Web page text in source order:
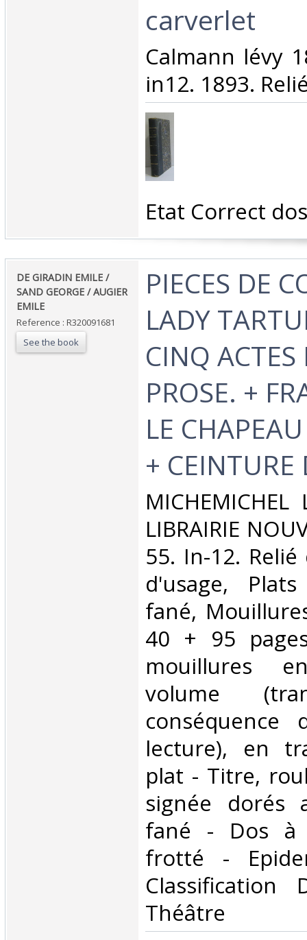
carverlet‎
‎Calmann lévy
in12. 1893.
‎Etat Correct
‎DE GIRADIN EMILE /
SAND GEORGE / AUGIER
EMILE‎
Reference : R320091681
See the book
‎PIECES DE
LADY
CINQ ACTES
PROSE. +
LE
+ CEINTURE
‎MICHEMICHEL
LIBRAIRIE
55. In-12.
d'usage,
fané,
40 + 95
mouillures
volume
lecture), en
plat - Titre,
signée dorés
fané - Dos à
frotté -
Classification
Théâtre‎